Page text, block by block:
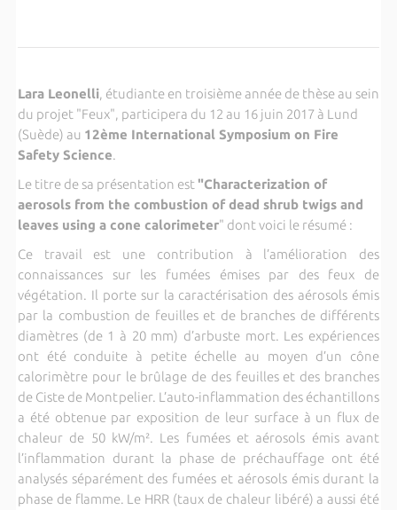
Lara Leonelli, étudiante en troisième année de thèse au sein
du projet "Feux", participera du 12 au 16 juin 2017 à Lund
(Suède) au 12ème International Symposium on Fire
Safety Science.
Le titre de sa présentation est "Characterization of
aerosols from the combustion of dead shrub twigs and
leaves using a cone calorimeter" dont voici le résumé :
Ce travail est une contribution à l’amélioration des
connaissances sur les fumées émises par des feux de
végétation. Il porte sur la caractérisation des aérosols émis
par la combustion de feuilles et de branches de différents
diamètres (de 1 à 20 mm) d’arbuste mort. Les expériences
ont été conduite à petite échelle au moyen d’un cône
calorimètre pour le brûlage de des feuilles et des branches
de Ciste de Montpelier. L’auto-inflammation des échantillons
a été obtenue par exposition de leur surface à un flux de
chaleur de 50 kW/m². Les fumées et aérosols émis avant
l’inflammation durant la phase de préchauffage ont été
analysés séparément des fumées et aérosols émis durant la
phase de flamme. Le HRR (taux de chaleur libéré) a aussi été